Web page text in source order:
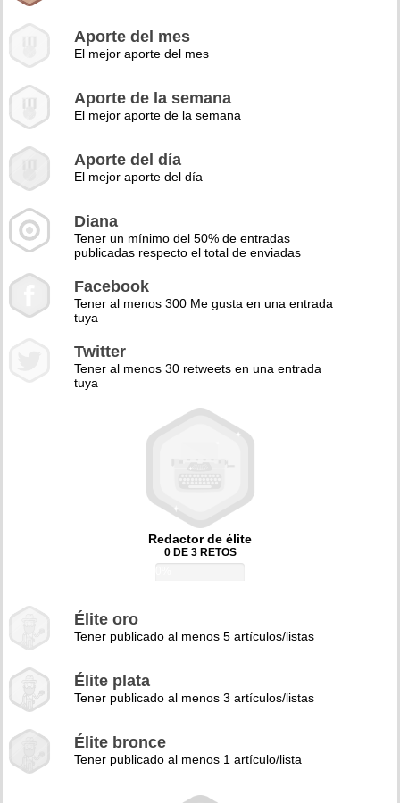
Aporte del mes
El mejor aporte del mes
Aporte de la semana
El mejor aporte de la semana
Aporte del día
El mejor aporte del día
Diana
Tener un mínimo del 50% de entradas
publicadas respecto el total de enviadas
Facebook
Tener al menos 300 Me gusta en una entrada
tuya
Twitter
Tener al menos 30 retweets en una entrada
tuya
Redactor de élite
0 DE 3 RETOS
Élite oro
Tener publicado al menos 5 artículos/listas
Élite plata
Tener publicado al menos 3 artículos/listas
Élite bronce
Tener publicado al menos 1 artículo/lista